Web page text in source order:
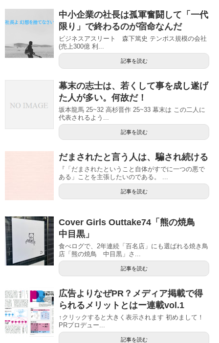
中小企業の社長は孤軍奮闘して「一代
限り」で終わるのが宿命なんだ
ビジネスアスリート 森下篤史 テンポス規模の会社
(売上300億 利...
記事を読む
幕末の志士は、若くして事を成し遂げ
た人が多い。何故だ！
坂本龍馬 25~32 高杉晋作 25~33 幕末は この二人に
代表されるよう...
記事を読む
だまされたと言う人は、騙され続ける
『「だまされたということ自体がすでに一つの悪で
ある」ことを主張したいのである。 ...
記事を読む
Cover Girls Outtake74「熊の焼鳥
中目黒」
食べログで、2年連続「百名店」にも選ばれる焼き鳥
店「熊の焼鳥 中目黒」さ...
記事を読む
広告よりなぜPR？メディア掲載で得
られるメリットとはー連載vol.1
↑クリックすると大きく表示されます 初めまして！
PRプロデュー...
記事を読む